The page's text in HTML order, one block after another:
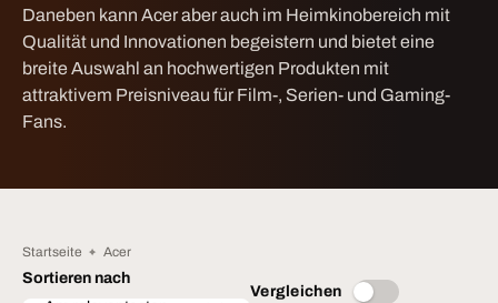
Daneben kann Acer aber auch im Heimkinobereich mit
Qualität und Innovationen begeistern und bietet eine
breite Auswahl an hochwertigen Produkten mit
attraktivem Preisniveau für Film-, Serien- und Gaming-
Fans.
Startseite Acer
Sortieren nach
Vergleichen